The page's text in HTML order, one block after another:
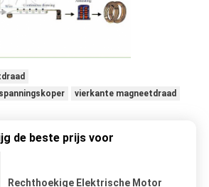
vierkante magneetdraad
de beste prijs voor
Rechthoekige Elektrische Motor